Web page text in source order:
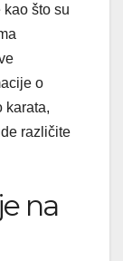
što su
o
karata,
različite
na